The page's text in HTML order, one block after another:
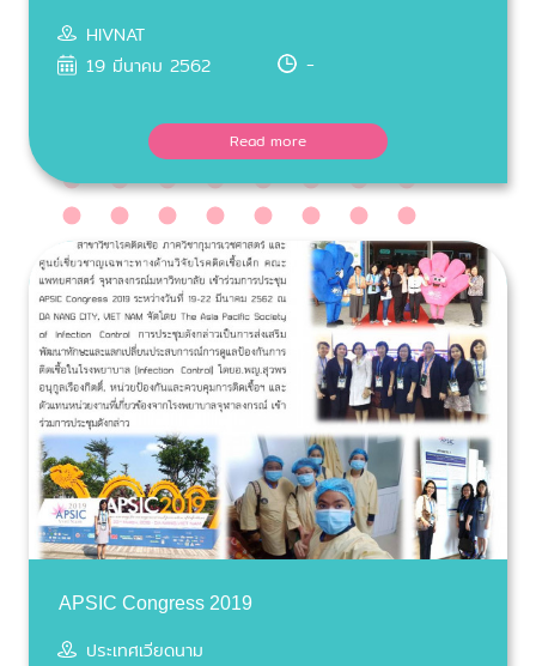
HIVNAT
19 มีนาคม 2562
-
Read more
APSIC Congress 2019
ประเทศเวียดนาม